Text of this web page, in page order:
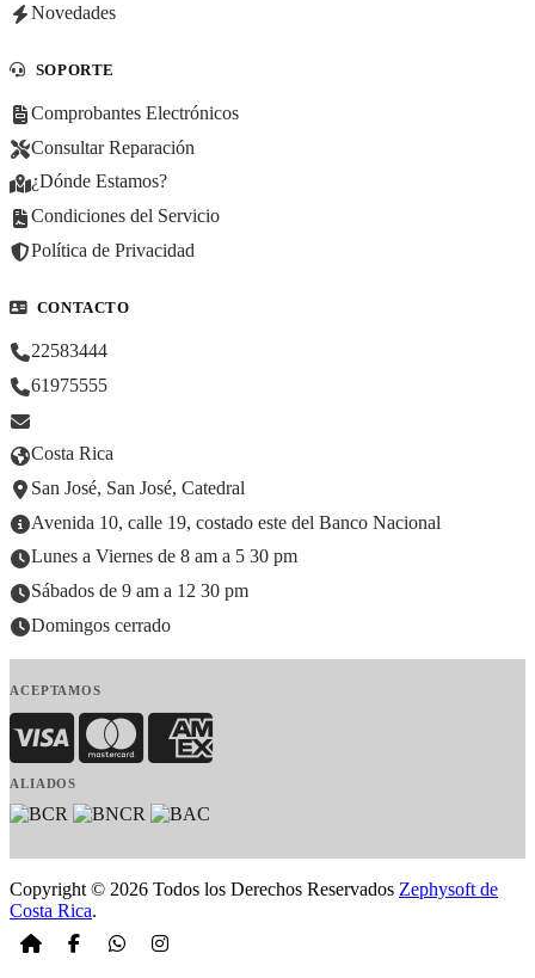
Novedades
SOPORTE
Comprobantes Electrónicos
Consultar Reparación
¿Dónde Estamos?
Condiciones del Servicio
Política de Privacidad
CONTACTO
22583444
61975555
Costa Rica
San José, San José, Catedral
Avenida 10, calle 19, costado este del Banco Nacional
Lunes a Viernes de 8 am a 5 30 pm
Sábados de 9 am a 12 30 pm
Domingos cerrado
ACEPTAMOS
Visa MasterCardAmerican Express
ALIADOS
Copyright © 2026 Todos los Derechos Reservados Zephysoft de
Costa Rica.